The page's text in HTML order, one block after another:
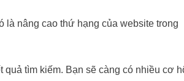
là nâng cao thứ hạng của website trong
quả tìm kiếm. Bạn sẽ càng có nhiều cơ